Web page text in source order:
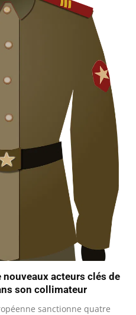
nouveaux acteurs clés de
son collimateur
sanctionne quatre